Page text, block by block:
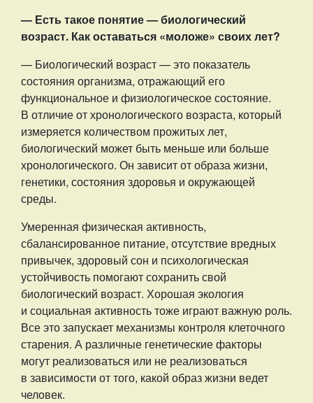
— Есть такое понятие — биологический
возраст. Как оставаться «моложе» своих лет?
— Биологический возраст — это показатель
состояния организма, отражающий его
функциональное и физиологическое состояние.
В отличие от хронологического возраста, который
измеряется количеством прожитых лет,
биологический может быть меньше или больше
хронологического. Он зависит от образа жизни,
генетики, состояния здоровья и окружающей
среды.
Умеренная физическая активность,
сбалансированное питание, отсутствие вредных
привычек, здоровый сон и психологическая
устойчивость помогают сохранить свой
биологический возраст. Хорошая экология
и социальная активность тоже играют важную роль.
Все это запускает механизмы контроля клеточного
старения. А различные генетические факторы
могут реализоваться или не реализоваться
в зависимости от того, какой образ жизни ведет
человек.